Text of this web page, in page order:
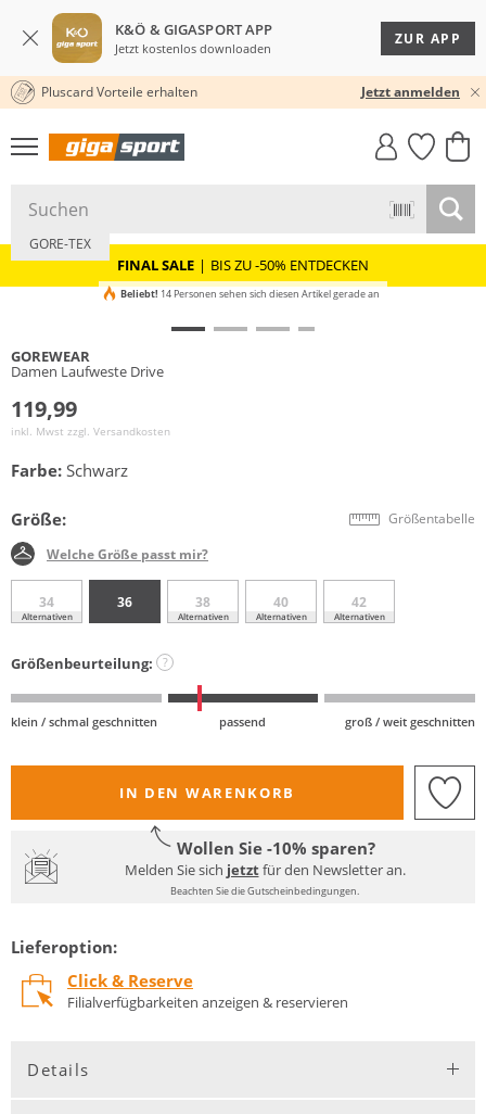
K&Ö & GIGASPORT APP
Jetzt kostenlos downloaden
ZUR APP
KOSTENLOSER VERSAND* & RÜCKVERSAND
30 TAGE RÜCKGABERECHT
Pluscard Vorteile erhalten Jetzt anmelden
GIGASTYLE
FAHRRAD­
MUST-HAVE
FINAL SALE | BIS ZU -50% ENTDECKEN
Gigasafe
GORE-TEX
Beliebt! 14 Personen sehen sich diesen Artikel gerade an
GOREWEAR
Damen Laufweste Drive
119,99
inkl. Mwst zzgl. Versandkosten
Farbe: Schwarz
Größe: Größentabelle
Welche Größe passt mir?
34
Alternativen
36 38
Alternativen
40
Alternativen
42
Alternativen
Größenbeurteilung: ?
klein / schmal geschnitten passend groß / weit geschnitten
IN DEN WARENKORB
Wollen Sie -10% sparen?
Melden Sie sich jetztfür den Newsletter an.
Beachten Sie die Gutscheinbedingungen.
Lieferoption:
Click & Reserve
Filialverfügbarkeiten anzeigen & reservieren
Details